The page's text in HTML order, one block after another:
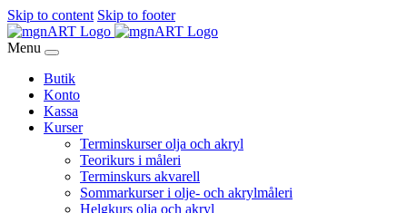
Skip to content Skip to footer
Menu
Butik
Konto
Kassa
Kurser
Terminskurser olja och akryl
Teorikurs i måleri
Terminskurs akvarell
Sommarkurser i olje- och akrylmåleri
Helgkurs olja och akryl